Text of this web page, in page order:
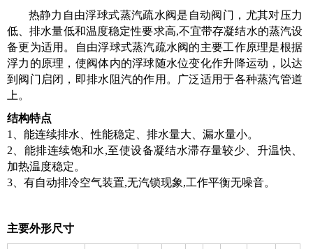
热静力自由浮球式蒸汽疏水阀是自动阀门，尤其对压力
低、排水量低和温度稳定性要求高,不宜带存凝结水的蒸汽设
备更为适用。自由浮球式蒸汽疏水阀的主要工作原理是根据
浮力的原理，使阀体内的浮球随水位变化作升降运动，以达
到阀门启闭，即排水阻汽的作用。广泛适用于各种蒸汽管道
上。
结构特点
1、能连续排水、性能稳定、排水量大、漏水量小。
2、能排连续饱和水,至使设备凝结水滞存量较少、升温快、
加热温度稳定。
3、有自动排冷空气装置,无汽锁现象,工作平衡无噪音。
主要外形尺寸